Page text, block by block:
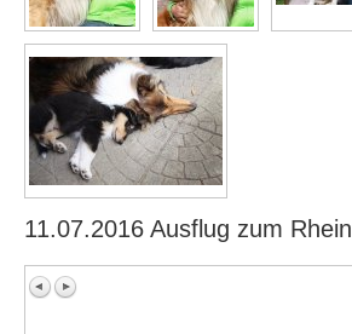
11.07.2016 Ausflug zum Rhein